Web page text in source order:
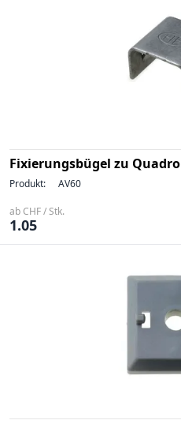
Fixierungsbügel zu Quadro
Produkt: AV60
ab CHF / Stk.
1.05